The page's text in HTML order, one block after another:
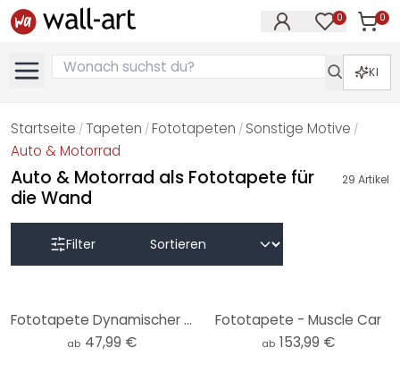
0 0
KI
Startseite / Tapeten / Fototapeten / Sonstige Motive /
Auto & Motorrad
Auto & Motorrad als Fototapete für
die Wand
29 Artikel
Filter
Fototapete Dynamischer Mountainbiker - Jaszke
ab 47,99 €
Fototapete - Muscle Car
ab 153,99 €